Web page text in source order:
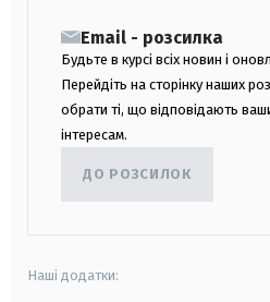
Email - розсилка
Будьте в курсі всіх новин і
Перейдіть на сторінку наших
обрати ті, що відповідають
інтересам.
ДО РОЗСИЛОК
Наші додатки: